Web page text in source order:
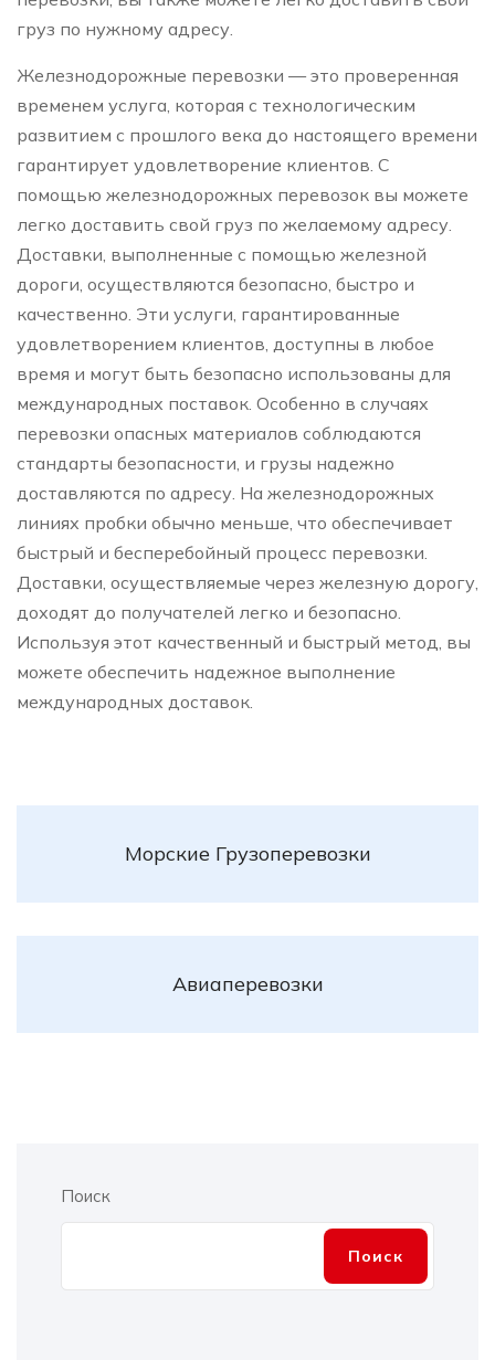
груз по нужному адресу.
Железнодорожные перевозки — это проверенная
временем услуга, которая с технологическим
развитием с прошлого века до настоящего времени
гарантирует удовлетворение клиентов. С
помощью железнодорожных перевозок вы можете
легко доставить свой груз по желаемому адресу.
Доставки, выполненные с помощью железной
дороги, осуществляются безопасно, быстро и
качественно. Эти услуги, гарантированные
удовлетворением клиентов, доступны в любое
время и могут быть безопасно использованы для
международных поставок. Особенно в случаях
перевозки опасных материалов соблюдаются
стандарты безопасности, и грузы надежно
доставляются по адресу. На железнодорожных
линиях пробки обычно меньше, что обеспечивает
быстрый и бесперебойный процесс перевозки.
Доставки, осуществляемые через железную дорогу,
доходят до получателей легко и безопасно.
Используя этот качественный и быстрый метод, вы
можете обеспечить надежное выполнение
международных доставок.
Морские Грузоперевозки
Авиаперевозки
Поиск
Поиск